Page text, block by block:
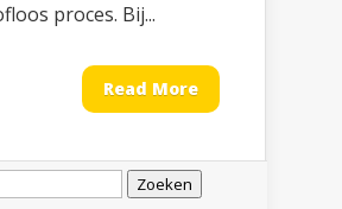
proces. Bij...
Read More